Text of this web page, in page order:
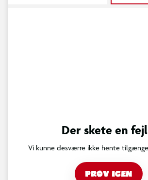
Der skete en
Vi kunne desværre ikke hente
PRØV IGEN